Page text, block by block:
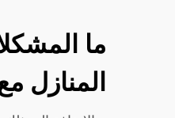
ما
المنازل